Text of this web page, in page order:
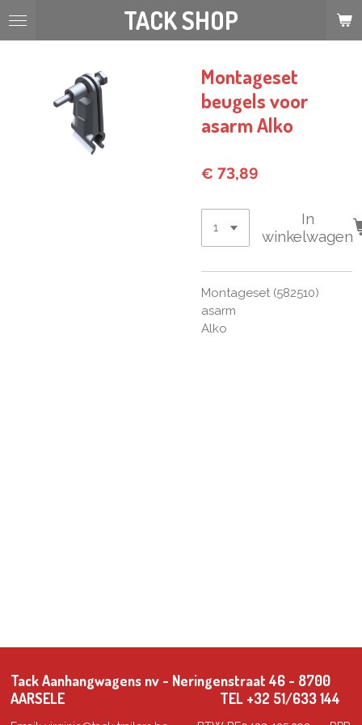
Ga
hoofdinhoud
TACK SHOP
Montageset
beugels voor
asarm Alko
€ 73,89
In
winkelwagen
Montageset (582510)
asarm
Alko
Tack Aanhangwagens nv - Neringenstraat 46 - 8700
AARSELE TEL +32 51/633 144